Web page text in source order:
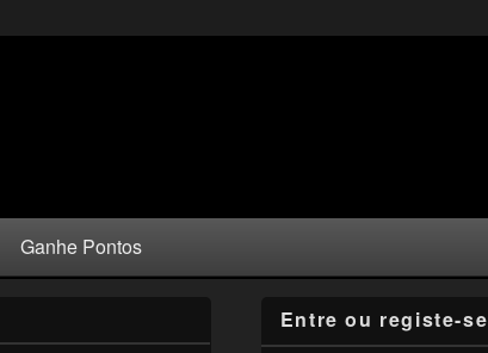
Ganhe Pontos
Entre ou registe-se